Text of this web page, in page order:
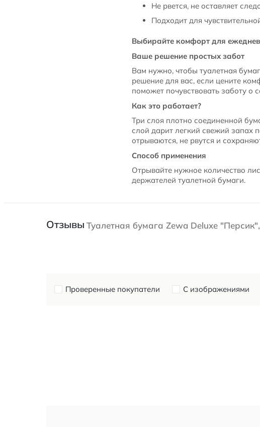
Не рвется, не оставляет
Подходит для
Выбирайте комфорт для
Ваше решение простых забот
Вам нужно, чтобы туалетная
решение для вас, если цените
поможет почувствовать заботу о
Как это работает?
Три слоя плотно соединенной
слой дарит легкий свежий запах
отрываются, не рвутся и
Способ применения
Отрывайте нужное количество
держателей туалетной бумаги.
Отзывы Туалетная бумага Zewa Deluxe
Проверенные покупатели С изображениями